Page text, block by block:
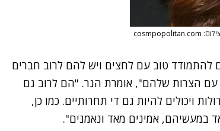
צילום: cosmpopolitan.com
להתמודד טוב עם לחצים ויש להם לרוב חברים
הצרות שלהם", אומרת הנר. "הם לרוב גם
ויכולים להיות גם די תחרותיים. כמו כן,
במעשיהם, אמינים מאד ונאמנים".